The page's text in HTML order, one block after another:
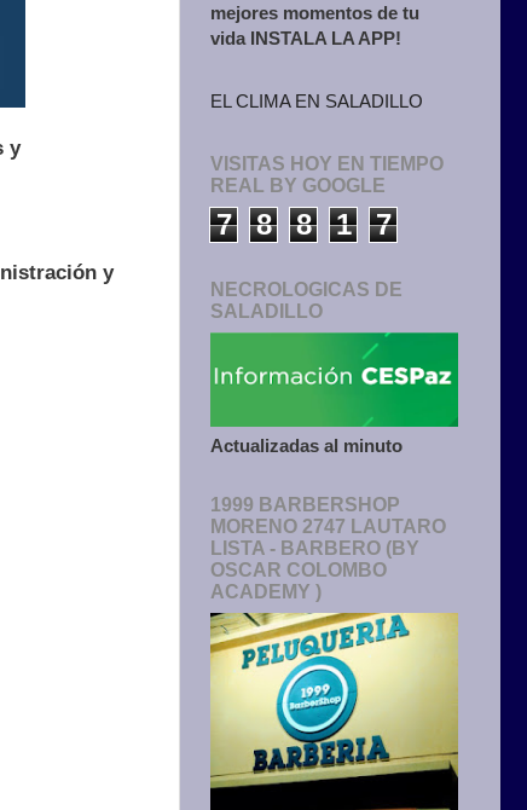
y
y
mejores momentos de tu
vida INSTALA LA APP!
EL CLIMA EN SALADILLO
VISITAS HOY EN TIEMPO
REAL BY GOOGLE
7 8 8 1 7
NECROLOGICAS DE
SALADILLO
Actualizadas al minuto
1999 BARBERSHOP
MORENO 2747 LAUTARO
LISTA - BARBERO (BY
OSCAR COLOMBO
ACADEMY )